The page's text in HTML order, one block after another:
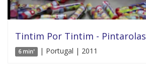
Tintim Por Tintim - Pintarolas
6 min' | Portugal | 2011